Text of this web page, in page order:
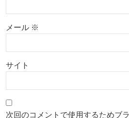
メール ※
サイト
次回のコメントで使用するためブ